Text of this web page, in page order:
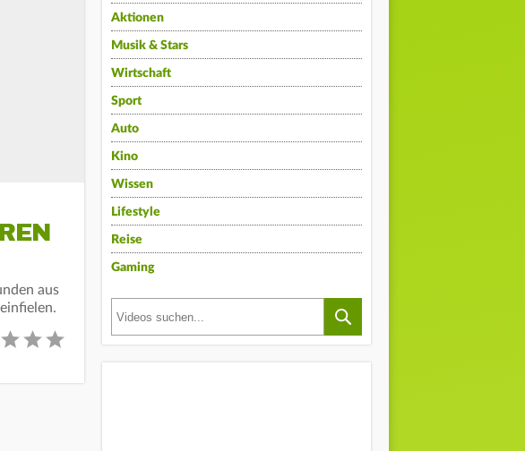
aus
Aktionen
Musik & Stars
Wirtschaft
Sport
Auto
Kino
Wissen
Lifestyle
Reise
Gaming